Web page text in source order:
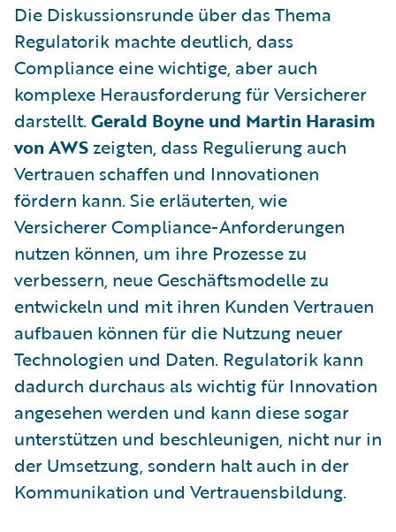
Die Diskussionsrunde über das Thema
Regulatorik machte deutlich, dass
Compliance eine wichtige, aber auch
komplexe Herausforderung für Versicherer
darstellt. Gerald Boyne und Martin Harasim
von AWSzeigten, dass Regulierung auch
Vertrauen schaffen und Innovationen
fördern kann. Sie erläuterten, wie
Versicherer Compliance-Anforderungen
nutzen können, um ihre Prozesse zu
verbessern, neue Geschäftsmodelle zu
entwickeln und mit ihren Kunden Vertrauen
aufbauen können für die Nutzung neuer
Technologien und Daten. Regulatorik kann
dadurch durchaus als wichtig für Innovation
angesehen werden und kann diese sogar
unterstützen und beschleunigen, nicht nur in
der Umsetzung, sondern halt auch in der
Kommunikation und Vertrauensbildung.